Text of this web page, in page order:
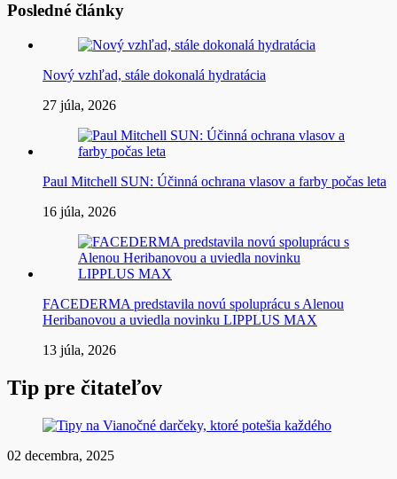
Posledné články
Nový vzhľad, stále dokonalá hydratácia
27 júla, 2026
Paul Mitchell SUN: Účinná ochrana vlasov a farby počas leta
16 júla, 2026
FACEDERMA predstavila novú spoluprácu s Alenou
Heribanovou a uviedla novinku LIPPLUS MAX
13 júla, 2026
Tip pre čitateľov
02 decembra, 2025